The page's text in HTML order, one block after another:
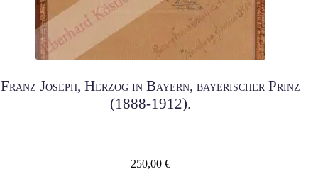
Franz Joseph, Herzog in Bayern, bayerischer Prinz
(1888-1912).
250,00 €